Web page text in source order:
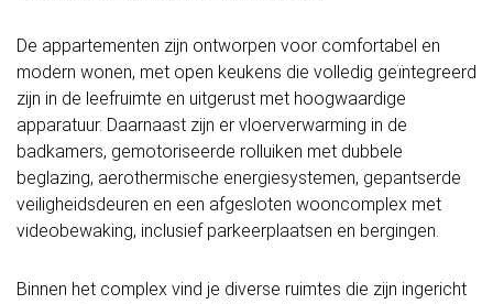
De appartementen zijn ontworpen voor comfortabel en
modern wonen, met open keukens die volledig geïntegreerd
zijn in de leefruimte en uitgerust met hoogwaardige
apparatuur. Daarnaast zijn er vloerverwarming in de
badkamers, gemotoriseerde rolluiken met dubbele
beglazing, aerothermische energiesystemen, gepantserde
veiligheidsdeuren en een afgesloten wooncomplex met
videobewaking, inclusief parkeerplaatsen en bergingen.
Binnen het complex vind je diverse ruimtes die zijn ingericht